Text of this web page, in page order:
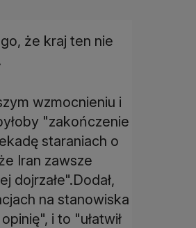
że kraj ten nie
wzmocnieniu i
"zakończenie
staraniach o
Iran zawsze
dojrzałe".Dodał,
na stanowiska
i to "ułatwił